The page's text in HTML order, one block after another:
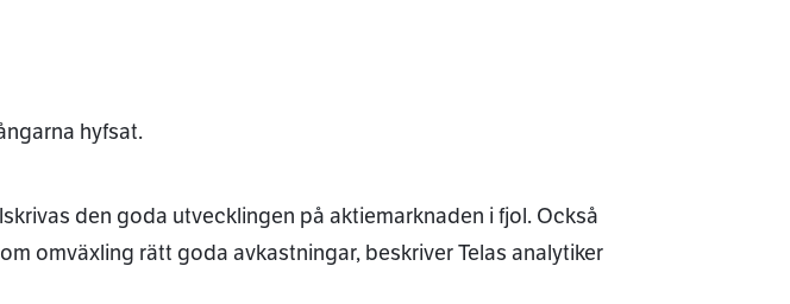
hyfsat.
den goda utvecklingen på aktiemarknaden i fjol. Också
omväxling rätt goda avkastningar, beskriver Telas analytiker